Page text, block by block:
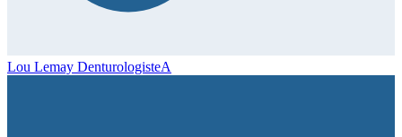
Lou Lemay DenturologisteA